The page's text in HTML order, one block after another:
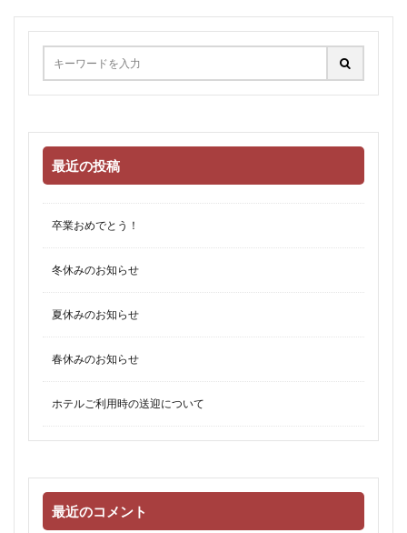
最近の投稿
卒業おめでとう！
冬休みのお知らせ
夏休みのお知らせ
春休みのお知らせ
ホテルご利用時の送迎について
最近のコメント